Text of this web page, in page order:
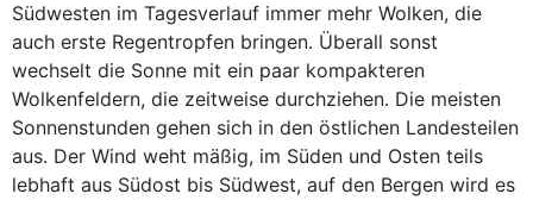
Südwesten im Tagesverlauf immer mehr Wolken, die
auch erste Regentropfen bringen. Überall sonst
wechselt die Sonne mit ein paar kompakteren
Wolkenfeldern, die zeitweise durchziehen. Die meisten
Sonnenstunden gehen sich in den östlichen Landesteilen
aus. Der Wind weht mäßig, im Süden und Osten teils
lebhaft aus Südost bis Südwest, auf den Bergen wird es